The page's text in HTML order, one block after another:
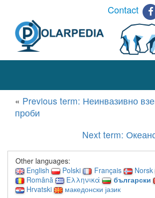
Contact
« Previous term: Неинвазивно
проби
Next term:
Other languages:
English
Polski Français Norsk
Română
Ελληνικά български
Hrvatski
македонски јазик